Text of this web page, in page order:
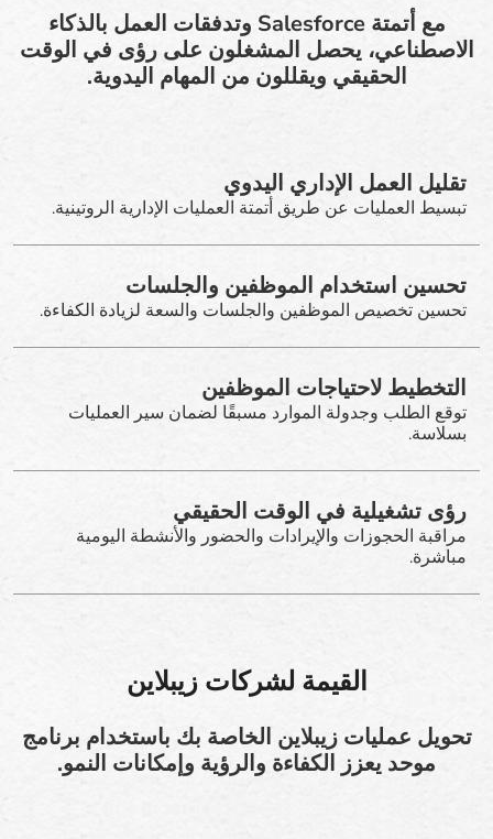
مع أتمتة Salesforce وتدفقات العمل بالذكاء
الاصطناعي، يحصل المشغلون على رؤى في الوقت
الحقيقي ويقللون من المهام اليدوية.
تقليل العمل الإداري اليدوي
تبسيط العمليات عن طريق أتمتة العمليات الإدارية الروتينية.
تحسين استخدام الموظفين والجلسات
تحسين تخصيص الموظفين والجلسات والسعة لزيادة الكفاءة.
التخطيط لاحتياجات الموظفين
توقع الطلب وجدولة الموارد مسبقًا لضمان سير العمليات
بسلاسة.
رؤى تشغيلية في الوقت الحقيقي
مراقبة الحجوزات والإيرادات والحضور والأنشطة اليومية
مباشرة.
القيمة لشركات زيبلاين
تحويل عمليات زيبلاين الخاصة بك باستخدام برنامج
موحد يعزز الكفاءة والرؤية وإمكانات النمو.